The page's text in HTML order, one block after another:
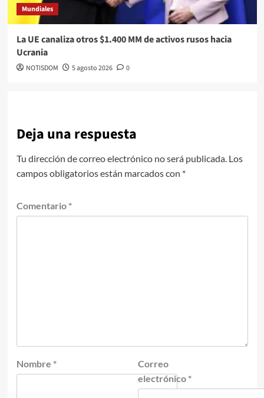
Mundiales
La UE canaliza otros $1.400 MM de activos rusos hacia
Ucrania
NOTISDOM 5 agosto 2026 0
Deja una respuesta
Tu dirección de correo electrónico no será publicada. Los
campos obligatorios están marcados con *
Comentario *
Nombre *
Correo
electrónico *